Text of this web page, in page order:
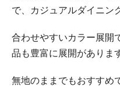
で、カジュアルダイニン
合わせやすいカラー展開
品も豊富に展開がありま
無地のままでもおすすめ